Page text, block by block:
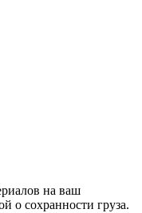
на ваш
о сохранности груза.